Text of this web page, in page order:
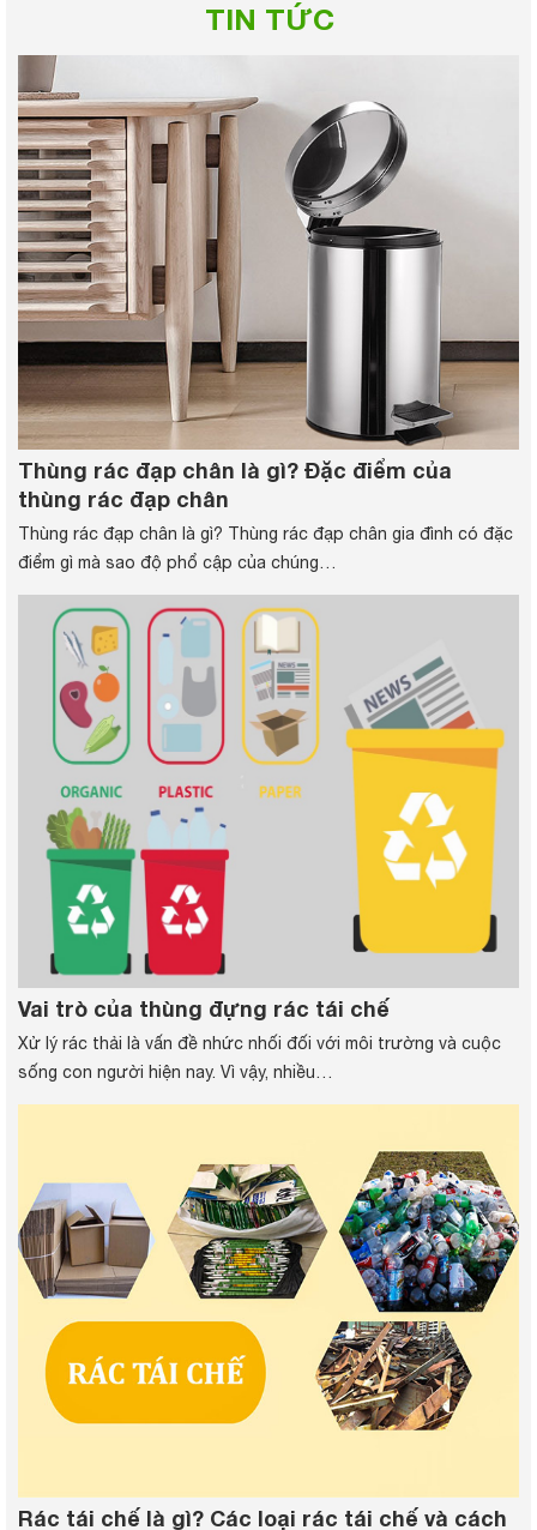
TIN TỨC
Thùng rác đạp chân là gì? Đặc điểm của
thùng rác đạp chân
Thùng rác đạp chân là gì? Thùng rác đạp chân gia đình có đặc
điểm gì mà sao độ phổ cập của chúng…
Vai trò của thùng đựng rác tái chế
Xử lý rác thải là vấn đề nhức nhối đối với môi trường và cuộc
sống con người hiện nay. Vì vậy, nhiều…
Rác tái chế là gì? Các loại rác tái chế và cách